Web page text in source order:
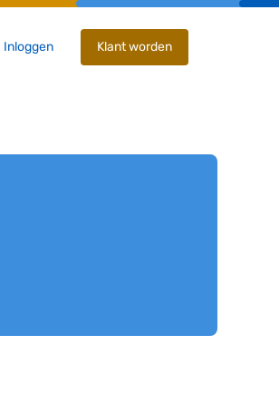
Inloggen Klant worden